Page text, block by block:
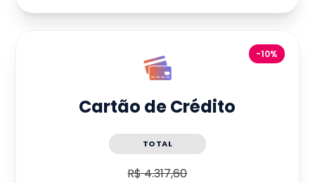
-10%
Cartão de Crédito
TOTAL
R$ 4.317,60